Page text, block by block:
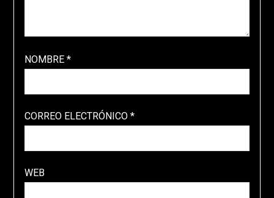
NOMBRE *
CORREO ELECTRÓNICO *
WEB